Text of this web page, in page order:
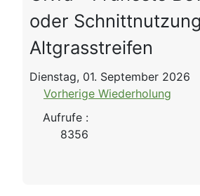
oder Schnittnutzung
Altgrasstreifen
Dienstag, 01. September 2026
Vorherige Wiederholung
Aufrufe:
8356